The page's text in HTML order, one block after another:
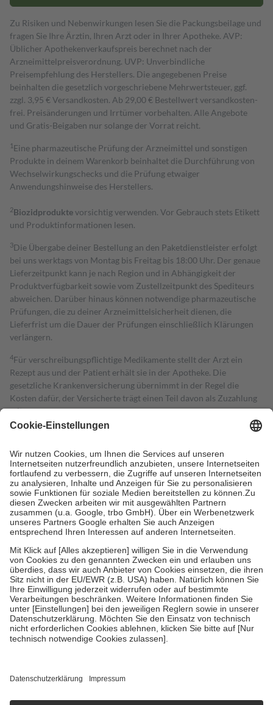
Zu Risiken und Nebenwirkungen lesen Sie die Packungsbeilage und
fragen Sie Ihre Ärztin, Ihren Arzt oder in Ihrer Apotheke. AVP:
Üblicher Apothekenverkaufspreis berechnet nach der
Arzneimittelpreisverordnung. UVP: Unverbindliche
Preisempfehlung des Herstellers. Die angegebenen Preise
beinhalten die gesetzlich vorgeschriebene Mehrwertsteuer, ggf.
zzgl. 3,95 € Versandkosten. Ab 29,00 € Bestell­wert versand­kosten­
frei. Preisänderungen und Irrtümer vorbehalten. Alle Angebote
und Gratis-Beigaben nur solange der Vorrat reicht.
1 Eine pharmazeutische Prüfung der Arzneimittel und sonstigen
Produkte in deinem Warenkorb beinhaltet die Durchführung von
Wechselwirkungschecks und die Prüfung etwaiger
Anwendungshinweise des Herstellers.
2Biozidproduktevorsichtig verwenden. Vor Gebrauch stets Etikett
und Produktinformationen lesen.
3Die Übergabe deiner Bestellung an den Paketdienstleister erfolgt
bei uns werktags von Montag bis Freitag bis 18:00 Uhr. Der genaue
Lieferzeitpunkt kann je nach Region und in Abhängigkeit der
Produktverfügbarkeit sowie vom Zustellzeitpunkt des Spediteurs
abweichen. Darüber hinaus können notwendige pharmazeutische
Prüfungen, die zu deiner Arzneimittelsicherheit dienen, die
Lieferfrist um die Dauer der Prüfungen einschließlich Klärungen
verlängern.
4Für verschreibungspflichtige Medikamente stellt der Arzt ein
Rezept aus und der Patient erhält sie in der Apotheke. Die
gesetzliche Krankenversicherung übernimmt in der Regel die
Kosten dafür, der Versicherte trägt einen Teil davon als Zuzahlung
mit.
Grundsätzlich leisten Mitglieder Zuzahlungen in Höhe von zehn
höchstens zehn Euro.
Es sind jedoch nie mehr als die tatsächlichen
Kosten der Leistung zu entrichten.
Diese Regeln gelten grundsätzlich auch für Online-Apotheken.
Bei Heilmitteln und häuslicher Krankenpflege beträgt die
Zuzahlung zehn Prozent der Kosten sowie zehn Euro je
Verordnung.
Um das Engagement der Versicherten für ihre eigene Gesundheit zu
stärken und die besondere Stellung der Familie zu unterstützen,
fallenkeine Zuzahlungenan bei:
• Kindern und Jugendlichen bis zum vollendeten 18. Lebensjahr
mit Ausnahme der Fahrkosten
• Untersuchungen zur Vorsorge und Früherkennung, die von der
GKV getragen werden
• empfohlenen Schutzimpfungen
• Harn- und Blutteststreifen
getroffen, um sicherzustellen, dass es sich um echte Bewertungen
https://help.etrusted.com/hc/de/articles/4419944605341